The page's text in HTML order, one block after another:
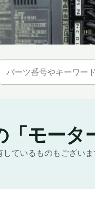
「モータ
ているものもござい